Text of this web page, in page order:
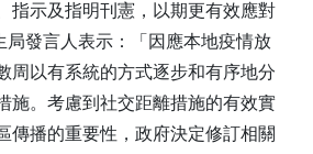
指示及指明刊憲，以期更有效應對
發言人表示：「因應本地疫情放
周以有系統的方式逐步和有序地分
施。考慮到社交距離措施的有效實
傳播的重要性，政府決定修訂相關